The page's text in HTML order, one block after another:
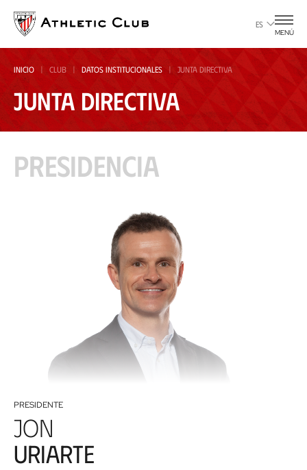
contenido
principal
ES
MENÚ
INICIO CLUB DATOS INSTITUCIONALES JUNTA DIRECTIVA
Junta Directiva
Presidencia
PRESIDENTE
Jon
Uriarte